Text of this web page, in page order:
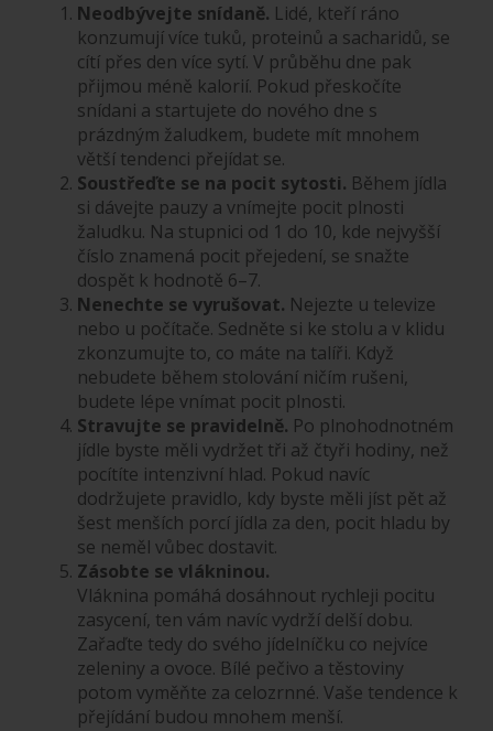
Neodbývejte snídaně. Lidé, kteří ráno
konzumují více tuků, proteinů a sacharidů, se
cítí přes den více sytí. V průběhu dne pak
přijmou méně kalorií. Pokud přeskočíte
snídani a startujete do nového dne s
prázdným žaludkem, budete mít mnohem
větší tendenci přejídat se.
Soustřeďte se na pocit sytosti. Během jídla
si dávejte pauzy a vnímejte pocit plnosti
žaludku. Na stupnici od 1 do 10, kde nejvyšší
číslo znamená pocit přejedení, se snažte
dospět k hodnotě 6–7.
Nenechte se vyrušovat. Nejezte u televize
nebo u počítače. Sedněte si ke stolu a v klidu
zkonzumujte to, co máte na talíři. Když
nebudete během stolování ničím rušeni,
budete lépe vnímat pocit plnosti.
Stravujte se pravidelně. Po plnohodnotném
jídle byste měli vydržet tři až čtyři hodiny, než
pocítíte intenzivní hlad. Pokud navíc
dodržujete pravidlo, kdy byste měli jíst pět až
šest menších porcí jídla za den, pocit hladu by
se neměl vůbec dostavit.
Zásobte se vlákninou.
Vláknina pomáhá dosáhnout rychleji pocitu
zasycení, ten vám navíc vydrží delší dobu.
Zařaďte tedy do svého jídelníčku co nejvíce
zeleniny a ovoce. Bílé pečivo a těstoviny
potom vyměňte za celozrnné. Vaše tendence k
přejídání budou mnohem menší.